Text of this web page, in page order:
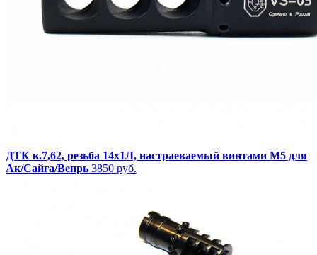
ДТК к.7,62, резьба 14x1Л, настраеваемый винтами М5 для
Ак/Сайга/Вепрь 3850 руб.